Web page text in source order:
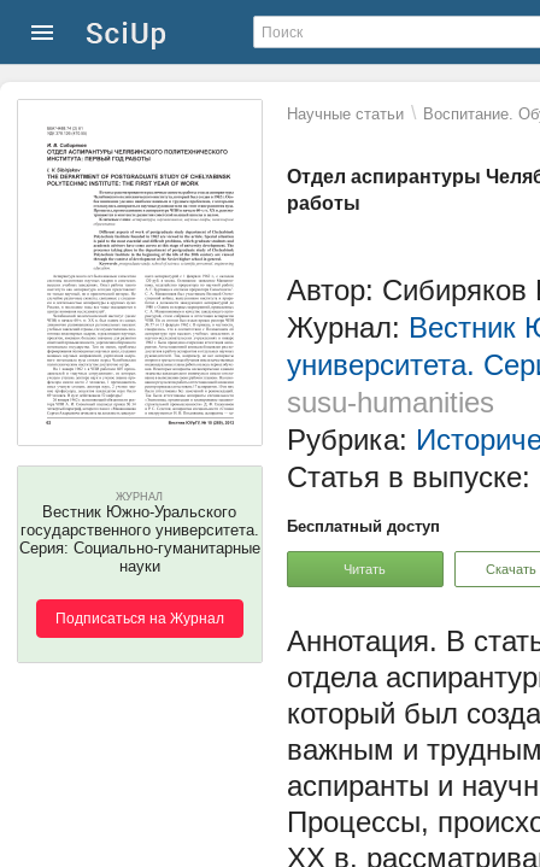
Научные статьи \ Воспитание.
Отдел аспирантуры
работы
ЖУРНАЛ
Вестник Южно-Уральского
государственного университета.
Серия: Социально-гуманитарные
науки
Подписаться на Журнал
Автор: Сибиряков
Журнал: Вестник
университета.
susu-humanities
Рубрика:
Статья в выпуске:
Бесплатный доступ
Читать Скачать
В
отдела
который был
важным и
аспиранты и
Процессы,
ХХ в.